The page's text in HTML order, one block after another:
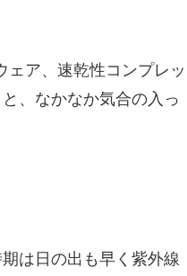
ェア、速乾性コンプレッ
、なかなか気合の入っ
は日の出も早く紫外線